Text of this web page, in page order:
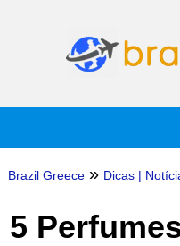
Brazil Greece » Dicas|
5